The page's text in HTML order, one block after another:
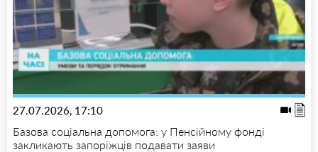
27.07.2026, 17:10
Базова соціальна допомога: у Пенсійному фонді
закликають запоріжців подавати заяви